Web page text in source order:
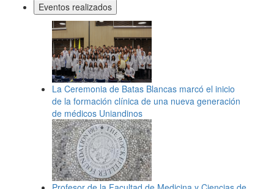
Eventos realizados
La Ceremonia de Batas Blancas marcó el inicio
de la formación clínica de una nueva generación
de médicos Uniandinos